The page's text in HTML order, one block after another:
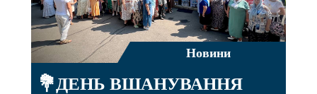
Новини
💐ДЕНЬ ВШАНУВАННЯ